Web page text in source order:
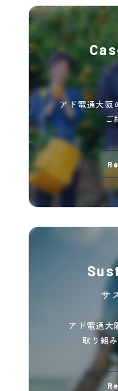
アド電通大阪
ご
サ
アド電通大
取り組